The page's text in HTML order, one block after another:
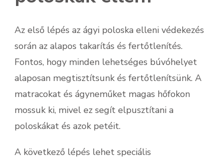
Az első lépés az ágyi poloska elleni védekezés
során az alapos takarítás és fertőtlenítés.
Fontos, hogy minden lehetséges búvóhelyet
alaposan megtisztítsunk és fertőtlenítsünk. A
matracokat és ágyneműket magas hőfokon
mossuk ki, mivel ez segít elpusztítani a
poloskákat és azok petéit.
A következő lépés lehet speciális